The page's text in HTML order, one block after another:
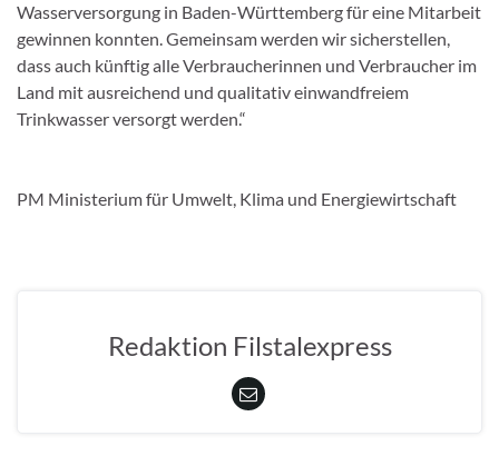
Wasserversorgung in Baden-Württemberg für eine Mitarbeit
gewinnen konnten. Gemeinsam werden wir sicherstellen,
dass auch künftig alle Verbraucherinnen und Verbraucher im
Land mit ausreichend und qualitativ einwandfreiem
Trinkwasser versorgt werden.“
PM Ministerium für Umwelt, Klima und Energiewirtschaft
Redaktion Filstalexpress